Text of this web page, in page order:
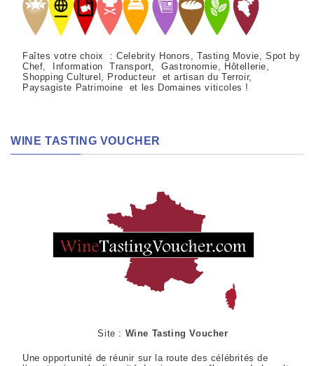
Faîtes votre choix : Celebrity Honors, Tasting Movie, Spot by
Chef, Information Transport, Gastronomie, Hôtellerie,
Shopping Culturel, Producteur et artisan du Terroir,
Paysagiste Patrimoine et les Domaines viticoles !
WINE TASTING VOUCHER
Site : Wine Tasting Voucher
Une opportunité de réunir sur la route des célébrités de